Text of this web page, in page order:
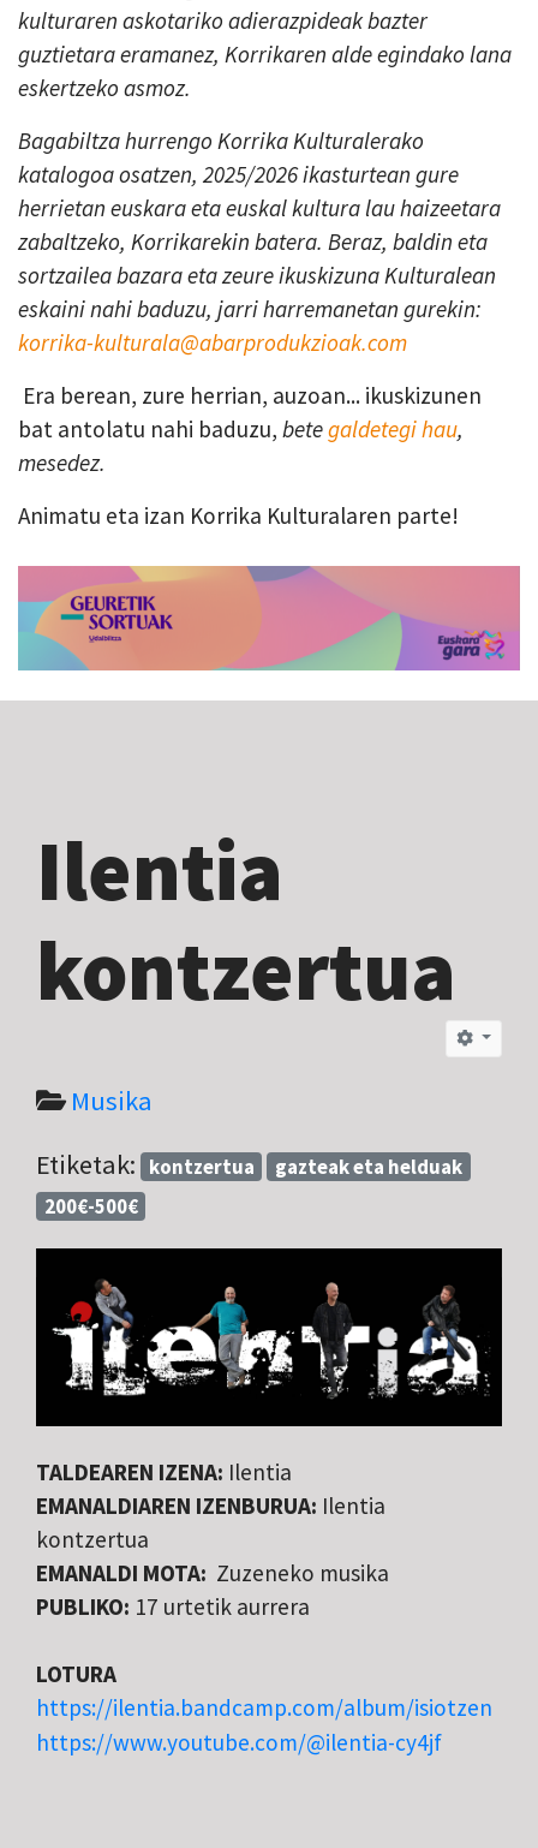
kulturaren askotariko adierazpideak bazter
guztietara eramanez, Korrikaren alde egindako lana
eskertzeko asmoz.
Bagabiltza hurrengo Korrika Kulturalerako
katalogoa osatzen, 2025/2026 ikasturtean gure
herrietan euskara eta euskal kultura lau haizeetara
zabaltzeko, Korrikarekin batera. Beraz, baldin eta
sortzailea bazara eta zeure ikuskizuna Kulturalean
eskaini nahi baduzu, jarri harremanetan gurekin:
korrika-kulturala@abarprodukzioak.com
Era berean, zure herrian, auzoan... ikuskizunen
bat antolatu nahi baduzu, betegaldetegi hau,
mesedez.
Animatu eta izan Korrika Kulturalaren parte!
Ilentia
kontzertua
Musika
Etiketak: kontzertua
gazteak eta helduak
200€-500€
TALDEAREN IZENA: Ilentia
EMANALDIAREN IZENBURUA: Ilentia
kontzertua
EMANALDI MOTA: ​Zuzeneko musika
PUBLIKO: 17 urtetik aurrera
LOTURA
https://ilentia.bandcamp.com/album/isiotzen
https://www.youtube.com/@ilentia-cy4jf